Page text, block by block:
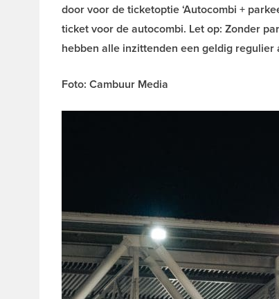
door voor de ticketoptie ‘Autocombi +
ticket voor de autocombi. Let op: Zonder
hebben alle inzittenden een geldig regulier
Foto: Cambuur Media